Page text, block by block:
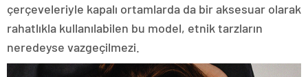
çerçeveleriyle kapalı ortamlarda da bir aksesuar olarak
rahatlıkla kullanılabilen bu model, etnik tarzların
neredeyse vazgeçilmezi.